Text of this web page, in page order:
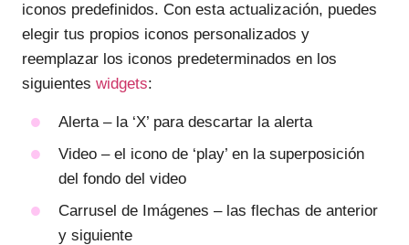
iconos predefinidos. Con esta actualización, puedes
elegir tus propios iconos personalizados y
reemplazar los iconos predeterminados en los
siguientes widgets:
Alerta – la ‘X’ para descartar la alerta
Video – el icono de ‘play’ en la superposición
del fondo del video
Carrusel de Imágenes – las flechas de anterior
y siguiente